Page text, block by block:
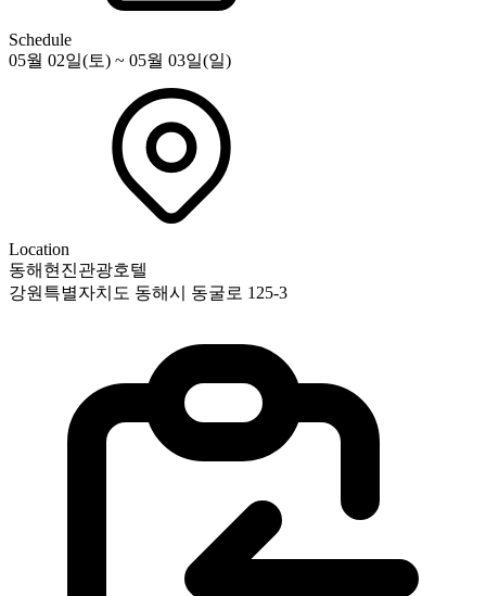
Schedule
05월 02일(토) ~ 05월 03일(일)
Location
동해현진관광호텔
강원특별자치도 동해시 동굴로 125-3